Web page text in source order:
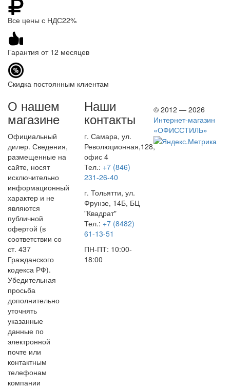
Все цены с НДС22%
Гарантия от 12 месяцев
Скидка постоянным клиентам
О нашем
магазине
Официальный
дилер. Сведения,
размещенные на
сайте, носят
исключительно
информационный
характер и не
являются
публичной
офертой (в
соответствии со
ст. 437
Гражданского
кодекса РФ).
Убедительная
просьба
дополнительно
уточнять
указанные
данные по
электронной
почте или
контактным
телефонам
компании
Наши
контакты
г. Самара, ул.
Революционная,128,
офис 4
Тел.: +7 (846)
231-26-40
г. Тольятти, ул.
Фрунзе, 14Б, БЦ
"Квадрат"
Тел.: +7 (8482)
61-13-51
ПН-ПТ: 10:00-
18:00
© 2012 — 2026
Интернет-магазин
«ОФИССТИЛЬ»